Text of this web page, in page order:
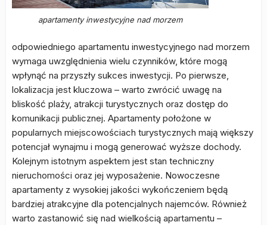
apartamenty inwestycyjne nad morzem
odpowiedniego apartamentu inwestycyjnego nad morzem
wymaga uwzględnienia wielu czynników, które mogą
wpłynąć na przyszły sukces inwestycji. Po pierwsze,
lokalizacja jest kluczowa – warto zwrócić uwagę na
bliskość plaży, atrakcji turystycznych oraz dostęp do
komunikacji publicznej. Apartamenty położone w
popularnych miejscowościach turystycznych mają większy
potencjał wynajmu i mogą generować wyższe dochody.
Kolejnym istotnym aspektem jest stan techniczny
nieruchomości oraz jej wyposażenie. Nowoczesne
apartamenty z wysokiej jakości wykończeniem będą
bardziej atrakcyjne dla potencjalnych najemców. Również
warto zastanowić się nad wielkością apartamentu –